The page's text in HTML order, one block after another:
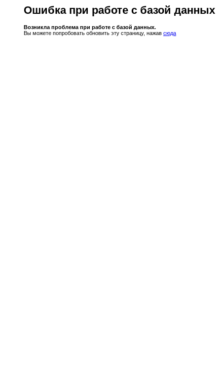
Ошибка при работе с базой данных
Возникла проблема при работе с базой данных.
Вы можете попробовать обновить эту страницу, нажав сюда